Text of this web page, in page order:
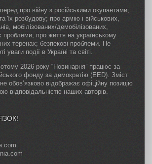
про війну з російськими окупантами;
їх розбудову; про армію і військових,
мобілізованих/демобілізованих,
проблеми; про життя на українському
теренах; безпекові проблеми. Не
уваги події в Україні та світі.
2026 року “Новинарня” працює за
фонду за демократію (EED). Зміст
обов’язково відображає офіційну позицію
відповідальністю наших авторів.